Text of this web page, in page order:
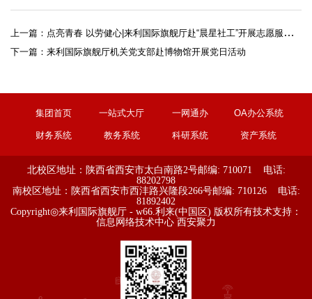
上一篇： 点亮青春 以劳健心|来利国际旗舰厅赴“晨星社工”开展志愿服务活动
下一篇： 来利国际旗舰厅机关党支部赴博物馆开展党日活动
集团首页 一站式大厅 一网通办 OA办公系统
财务系统 教务系统 科研系统 资产系统
北校区地址：陕西省西安市太白南路2号邮编: 710071 电话:
88202798
南校区地址：陕西省西安市西沣路兴隆段266号邮编: 710126 电话:
81892402
Copyright◎来利国际旗舰厅 - w66.利来(中国区) 版权所有技术支持：
信息网络技术中心 西安聚力